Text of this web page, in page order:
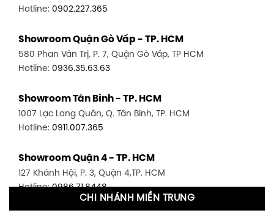
Hotline: 0902.227.365
Showroom Quận Gò Vấp - TP. HCM
580 Phan Văn Trị, P. 7, Quận Gò Vấp, TP HCM
Hotline: 0936.35.63.63
Showroom Tân Bình - TP. HCM
1007 Lạc Long Quân, Q. Tân Bình, TP. HCM
Hotline: 0911.007.365
Showroom Quận 4 - TP. HCM
127 Khánh Hội, P. 3, Quận 4,TP. HCM
Hotline:0986.71.8448
CHI NHÁNH MIỀN TRUNG